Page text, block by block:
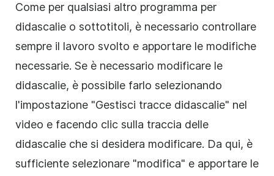
Come per qualsiasi altro programma per
didascalie o sottotitoli, è necessario controllare
sempre il lavoro svolto e apportare le modifiche
necessarie. Se è necessario modificare le
didascalie, è possibile farlo selezionando
l'impostazione "Gestisci tracce didascalie" nel
video e facendo clic sulla traccia delle
didascalie che si desidera modificare. Da qui, è
sufficiente selezionare "modifica" e apportare le